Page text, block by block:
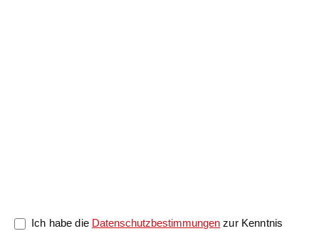
Ich habe die Datenschutzbestimmungen zur Kenntnis